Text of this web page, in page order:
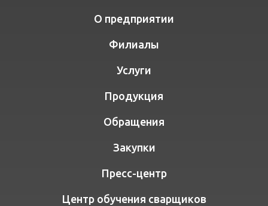
О предприятии
Филиалы
Услуги
Продукция
Обращения
Закупки
Пресс-центр
Центр обучения сварщиков